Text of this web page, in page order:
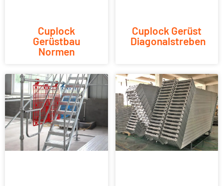
Cuplock
Gerüstbau
Normen
Cuplock Gerüst
Diagonalstreben